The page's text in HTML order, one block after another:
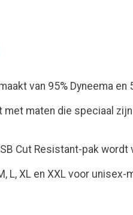
van 95% Dyneema
met maten die speciaal
Cut Resistant-pak wordt
L, XL en XXL voor